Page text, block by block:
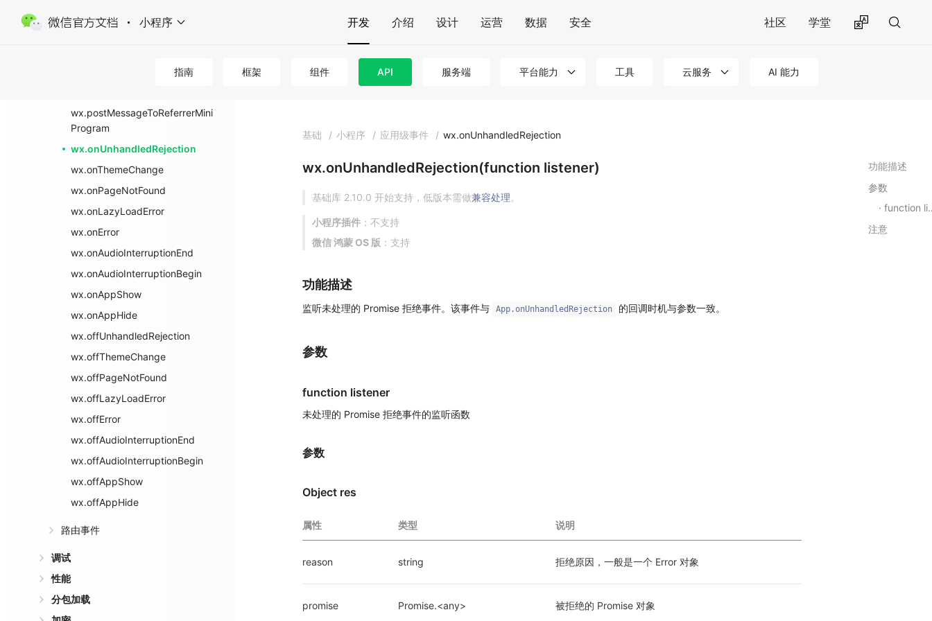
小程序 开发 介绍 设计 运营 数据 安全 社区 学堂
指南 框架 组件 API 服务端 平台能力 工具 云服务 AI 能力
小程序
wx.postMessageToReferrerPag
wx.postMessageToReferrerMini
Program
wx.onUnhandledRejection
wx.onThemeChange
wx.onPageNotFound
wx.onLazyLoadError
wx.onError
wx.onAudioInterruptionEnd
wx.onAudioInterruptionBegin
wx.onAppShow
wx.onAppHide
wx.offUnhandledRejection
wx.offThemeChange
wx.offPageNotFound
wx.offLazyLoadError
wx.offError
wx.offAudioInterruptionEnd
wx.offAudioInterruptionBegin
wx.offAppShow
wx.offAppHide
路由事件
调试
性能
分包加载
基础 / 小程序 / 应用级事件 / wx.onUnhandledRejection
wx.onUnhandledRejection(function listener)
基础库 2.10.0 开始支持，低版本需做兼容处理。
小程序插件 ：不支持
微信 鸿蒙 OS 版 ：支持
功能描述
监听未处理的 Promise 拒绝事件。该事件与 App.onUnhandledRejection 的回调时机与参数一致。
参数
function listener
未处理的 Promise 拒绝事件的监听函数
参数
Object res
属性 类型 说明
reason string 拒绝原因，一般是一个 Error 对象
promise Promise.<any> 被拒绝的 Promise 对象
功能描述
参数
function listener
注意